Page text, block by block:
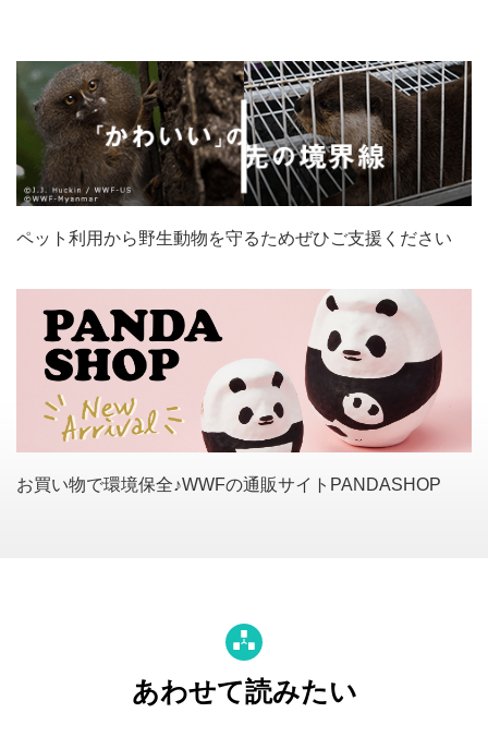
ペット利用から野生動物を守るためぜひご支援ください
お買い物で環境保全♪WWFの通販サイトPANDASHOP
あわせて読みたい